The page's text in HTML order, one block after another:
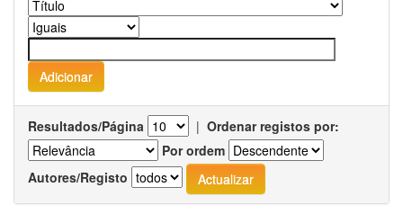
Resultados/Página | Ordenar registos por:
Por ordem
Autores/Registo